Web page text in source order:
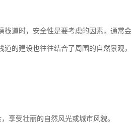
栈道时，安全性是要考虑的因素，通常会
的建设也往往结合了周围的自然景观，
享受壮丽的自然风光或城市风貌。